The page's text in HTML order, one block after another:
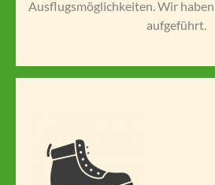
Ausflugsmöglichkeiten. Wir
aufgeführt.